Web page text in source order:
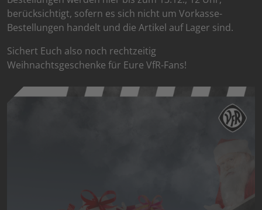
berücksichtigt, sofern es sich nicht um Vorkasse-
Bestellungen handelt und die Artikel auf Lager sind.
Sichert Euch also noch rechtzeitig
Weihnachtsgeschenke für Eure VfR-Fans!